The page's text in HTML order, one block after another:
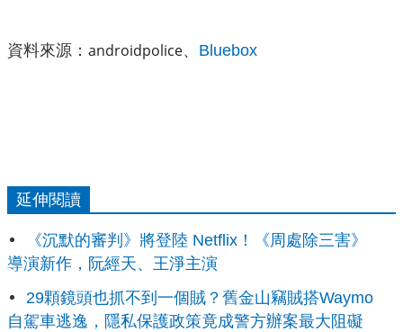
資料來源： androidpolice、 Bluebox
延伸閱讀
《沉默的審判》將登陸 Netflix！《周處除三害》
導演新作，阮經天、王淨主演
29顆鏡頭也抓不到一個賊？舊金山竊賊搭Waymo
自駕車逃逸，隱私保護政策竟成警方辦案最大阻礙